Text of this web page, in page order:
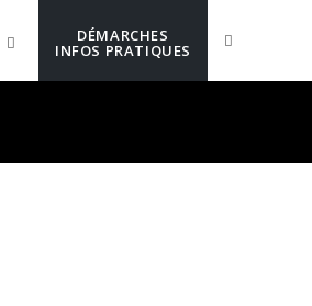
DÉMARCHES
INFOS PRATIQUES